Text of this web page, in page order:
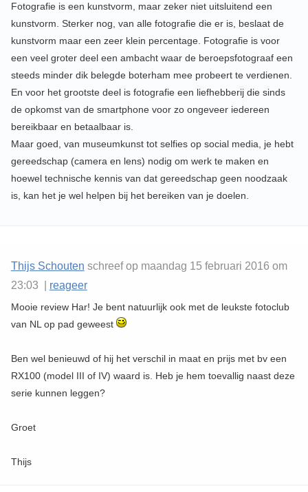
Fotografie is een kunstvorm, maar zeker niet uitsluitend een
kunstvorm. Sterker nog, van alle fotografie die er is, beslaat de
kunstvorm maar een zeer klein percentage. Fotografie is voor
een veel groter deel een ambacht waar de beroepsfotograaf een
steeds minder dik belegde boterham mee probeert te verdienen.
En voor het grootste deel is fotografie een liefhebberij die sinds
de opkomst van de smartphone voor zo ongeveer iedereen
bereikbaar en betaalbaar is.
Maar goed, van museumkunst tot selfies op social media, je hebt
gereedschap (camera en lens) nodig om werk te maken en
hoewel technische kennis van dat gereedschap geen noodzaak
is, kan het je wel helpen bij het bereiken van je doelen.
Thijs Schouten schreef op maandag 15 februari 2016 om
23:03 | reageer
Mooie review Har! Je bent natuurlijk ook met de leukste fotoclub
van NL op pad geweest
Ben wel benieuwd of hij het verschil in maat en prijs met bv een
RX100 (model III of IV) waard is. Heb je hem toevallig naast deze
serie kunnen leggen?
Groet
Thijs